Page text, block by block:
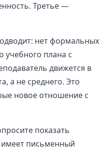
Третье —
нет формальных
учебного плана с
движется в
а не среднего. Это
новое отношение с
показать
письменный